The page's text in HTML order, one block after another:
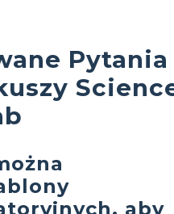
Pytania
aby